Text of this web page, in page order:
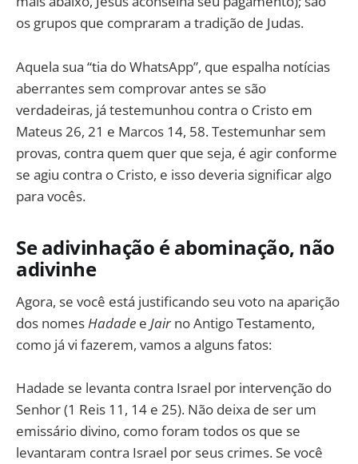
os grupos que compraram a tradição de Judas.
Aquela sua “tia do WhatsApp”, que espalha notícias
aberrantes sem comprovar antes se são
verdadeiras, já testemunhou contra o Cristo em
Mateus 26, 21 e Marcos 14, 58. Testemunhar sem
provas, contra quem quer que seja, é agir conforme
se agiu contra o Cristo, e isso deveria significar algo
para vocês.
Se adivinhação é abominação, não
adivinhe
Agora, se você está justificando seu voto na aparição
dos nomesHadade e Jairno Antigo Testamento,
como já vi fazerem, vamos a alguns fatos:
Hadade se levanta contra Israel por intervenção do
Senhor (1 Reis 11, 14 e 25). Não deixa de ser um
emissário divino, como foram todos os que se
levantaram contra Israel por seus crimes. Se você